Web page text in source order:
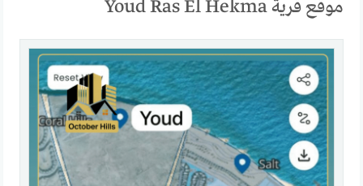
موقع قرية Youd Ras El Hekma